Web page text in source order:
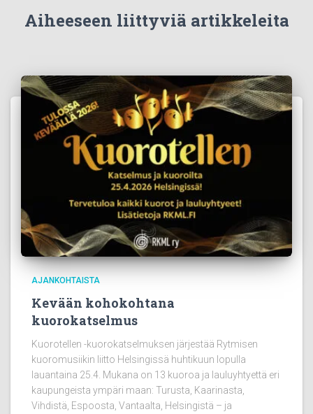
Aiheeseen liittyviä artikkeleita
AJANKOHTAISTA
Kevään kohokohtana
kuorokatselmus
Kuorotellen -kuorokatselmuksen järjestää Rytmisen
kuoromusiikin liitto Helsingissä huhtikuun lopulla
lauantaina 25.4. Mukana on 13 kuoroa ja lauluyhtyettä eri
kaupungeista ympäri maan: Turusta, Kaarinasta,
Vihdistä, Espoosta, Vantaalta, Helsingistä – ja